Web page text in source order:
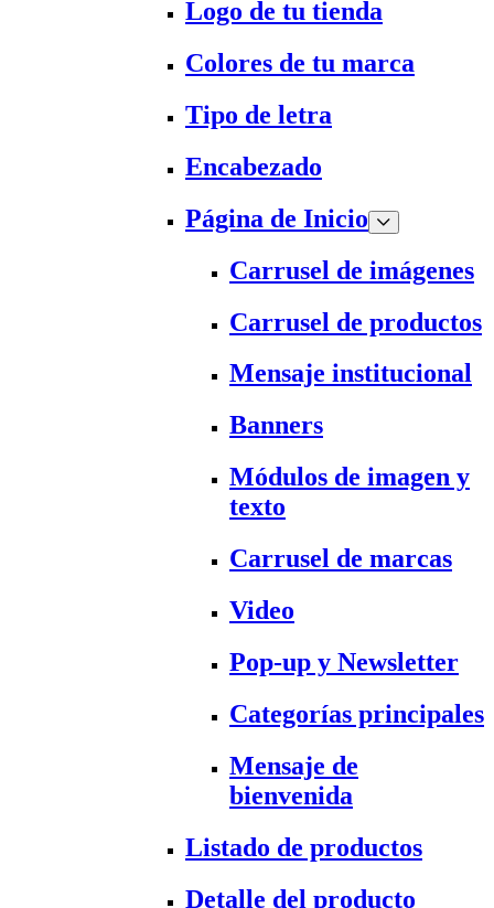
Logo de tu tienda
Colores de tu marca
Tipo de letra
Encabezado
Página de Inicio
Carrusel de imágenes
Carrusel de productos
Mensaje institucional
Banners
Módulos de imagen y
texto
Carrusel de marcas
Video
Pop-up y Newsletter
Categorías principales
Mensaje de
bienvenida
Listado de productos
Detalle del producto